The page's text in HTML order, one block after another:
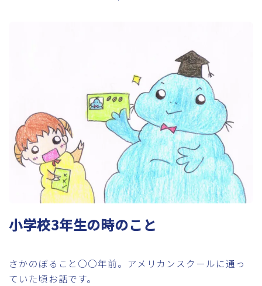
小学校3年生の時のこと
さかのぼること○○年前。アメリカンスクールに通っ
ていた頃お話です。